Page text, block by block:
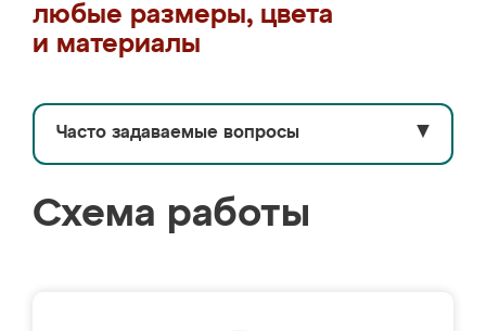
любые размеры, цвета
и материалы
Часто задаваемые вопросы ▼
Схема работы